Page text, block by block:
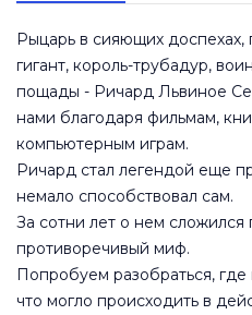
Рыцарь в сияющих доспехах,
гигант, король-трубадур,
пощады - Ричард Львиное
нами благодаря фильмам,
компьютерным играм.
Ричард стал легендой еще
немало способствовал сам.
За сотни лет о нем сложился
противоречивый миф.
Попробуем разобраться,
что могло происходить в